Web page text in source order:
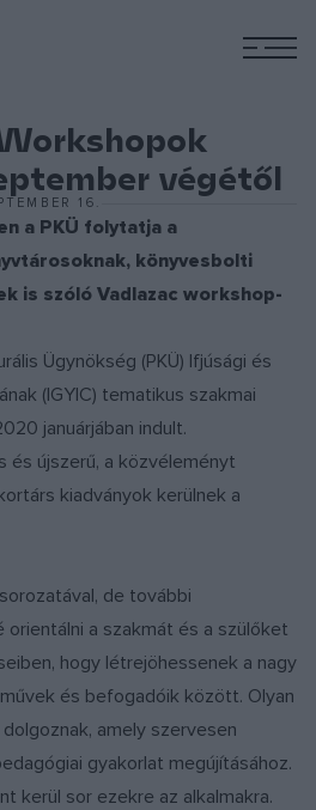
végétől
16.
a PKÜ folytatja a
könyvesbolti
is szóló Vadlazac workshop-
Ügynökség (PKÜ) Ifjúsági és
(IGYIC) tematikus szakmai
januárjában indult.
és újszerű, a közvéleményt
kiadványok kerülnek a
de további
orientálni a szakmát és a szülőket
hogy létrejöhessenek a nagy
és befogadóik között. Olyan
amely szervesen
gyakorlat megújításához.
kerül sor ezekre az alkalmakra.